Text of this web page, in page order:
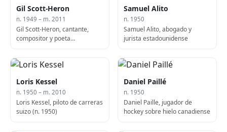
Gil Scott-Heron
n. 1949 – m. 2011
Gil Scott-Heron, cantante,
compositor y poeta
Samuel Alito
n. 1950
Samuel Alito, abogado y
jurista estadounidense
Loris Kessel
n. 1950 – m. 2010
Loris Kessel, piloto de carreras
suizo (n. 1950)
Daniel Paillé
n. 1950
Daniel Paille, jugador de
hockey sobre hielo canadiense